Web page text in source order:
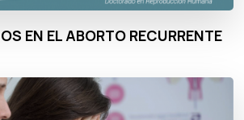
EN EL ABORTO RECURRENTE